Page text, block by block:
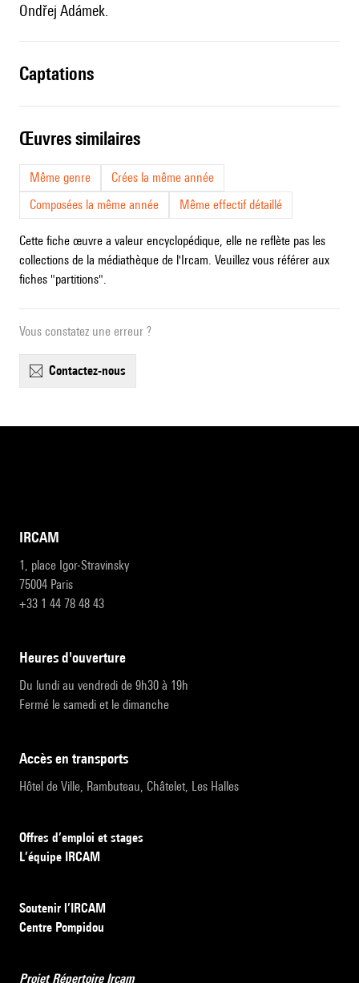
Ondřej Adámek.
captations
œuvres similaires
Même genre
Crées la même année
Composées la même année
Même effectif détaillé
Cette fiche œuvre a valeur encyclopédique, elle ne reflète pas les
collections de la médiathèque de l'Ircam. Veuillez vous référer aux
fiches "partitions".
Vous constatez une erreur ?
contactez-nous
IRCAM
1, place Igor-Stravinsky
75004 Paris
+33 1 44 78 48 43
heures d'ouverture
Du lundi au vendredi de 9h30 à 19h
Fermé le samedi et le dimanche
accès en transports
Hôtel de Ville, Rambuteau, Châtelet, Les Halles
Offres d’emploi et stages
L’équipe IRCAM
Soutenir l’IRCAM
Centre Pompidou
Projet Répertoire Ircam